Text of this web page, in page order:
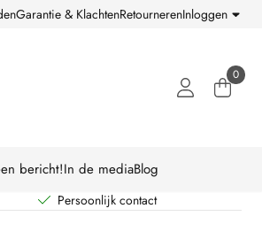
Garantie & KlachtenRetournerenInloggen
0
bericht!In de mediaBlog
Persoonlijk contact